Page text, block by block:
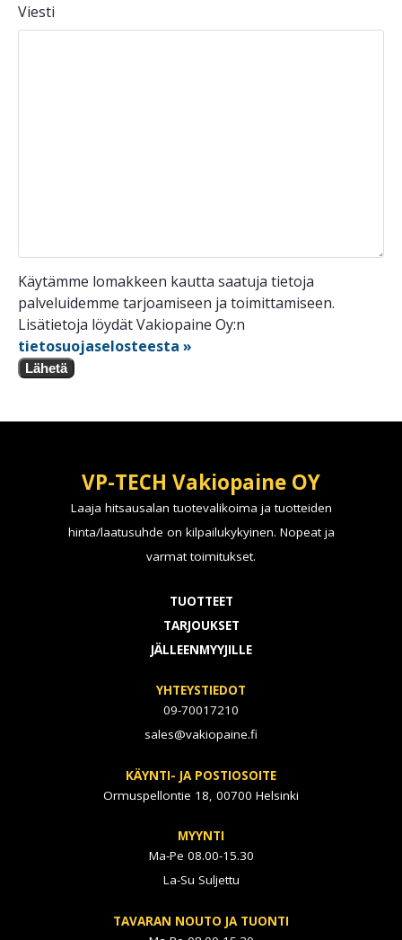
Viesti
Käytämme lomakkeen kautta saatuja tietoja
palveluidemme tarjoamiseen ja toimittamiseen.
Lisätietoja löydät Vakiopaine Oy:n
tietosuojaselosteesta »
Lähetä
VP-TECH Vakiopaine OY
Laaja hitsausalan tuotevalikoima ja tuotteiden
hinta/laatusuhde on kilpailukykyinen. Nopeat ja
varmat toimitukset.
TUOTTEET
TARJOUKSET
JÄLLEENMYYJILLE
YHTEYSTIEDOT
09-70017210
sales@vakiopaine.fi
KÄYNTI- JA POSTIOSOITE
Ormuspellontie 18, 00700 Helsinki
MYYNTI
Ma-Pe 08.00-15.30
La-Su Suljettu
TAVARAN NOUTO JA TUONTI